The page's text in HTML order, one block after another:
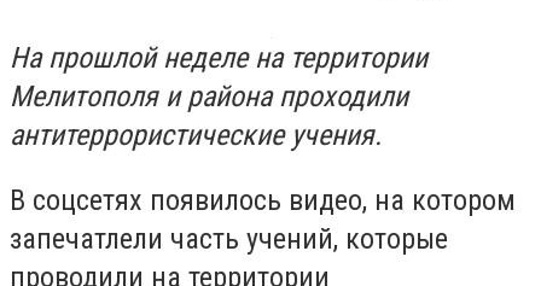
На прошлой неделе на территории
Мелитополя и района проходили
антитеррористические учения.
В соцсетях появилось видео, на котором
запечатлели часть учений, которые
проводили на территории